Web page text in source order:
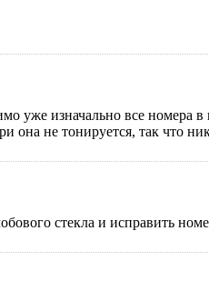
уже изначально все номера в
она не тонируется, так что
стекла и исправить